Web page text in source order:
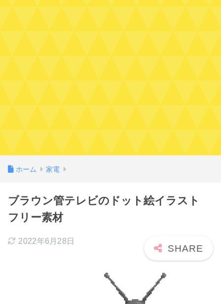
ホーム 家電
ブラウン管テレビのドット絵イラスト
フリー素材
2022年6月28日